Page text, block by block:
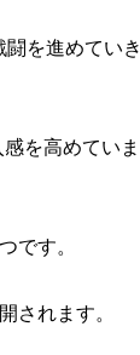
を進めていき
を高めていま
です。
されます。